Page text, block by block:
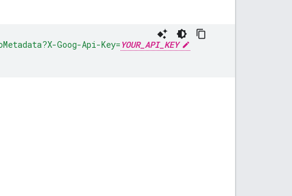
Goog-Api-Key= YOUR_API_KEY